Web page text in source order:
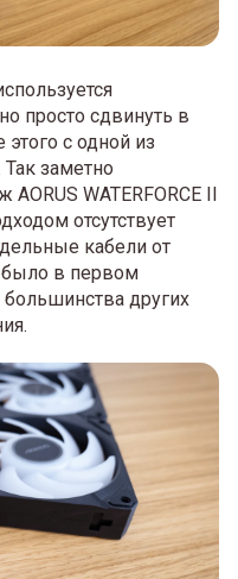
просто сдвинуть в
с одной из
Так заметно
WATERFORCE II
отсутствует
кабели от
было в первом
других